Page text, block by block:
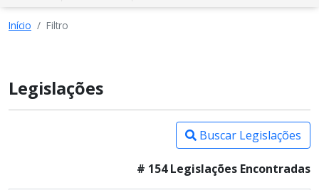
Início Filtro
Legislações
Buscar Legislações
# 154 Legislações Encontradas